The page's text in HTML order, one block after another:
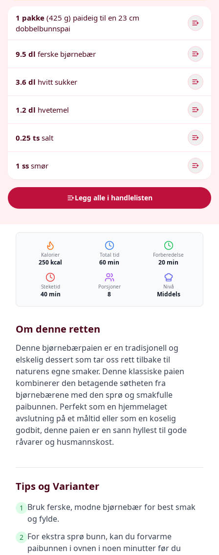
1 pakke (425 g) paideig til en 23 cm
dobbelbunnspai
9.5 dl ferske bjørnebær
3.6 dl hvitt sukker
1.2 dl hvetemel
0.25 ts salt
1 ss smør
Legg alle i handlelisten
Kalorier
250 kcal
Total tid
60 min
Forberedelse
20 min
Steketid
40 min
Porsjoner
8
Nivå
Middels
Om denne retten
Denne bjørnebærpaien er en tradisjonell og
elskelig dessert som tar oss rett tilbake til
naturens egne smaker. Denne klassiske paien
kombinerer den betagende søtheten fra
bjørnebærene med den sprø og smakfulle
paibunnen. Perfekt som en hjemmelaget
avslutning på et måltid eller som en koselig
godbit, denne paien er en sann hyllest til gode
råvarer og husmannskost.
Tips og Varianter
1
Bruk ferske, modne bjørnebær for best smak
og fylde.
2 For ekstra sprø bunn, kan du forvarme
paibunnen i ovnen i noen minutter før du